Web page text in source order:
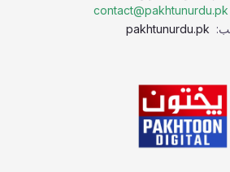
contact@pakhtunurdu.pk